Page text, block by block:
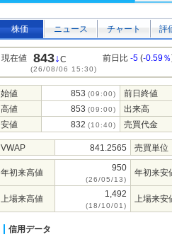
株価 ニュース チャート 評
現在値 843↓C
(26/08/06 15:30)
前日比 -5 (-0.59％
始値 853 (09:00)
前日終値
高値
853 (09:00)
出来高
安値
832 (10:40) 売買代金
VWAP 841.2565 売買単位
年初来高値 950
(26/05/13)
年初来安
上場来高値 1,492
(18/10/01)
上場来安
信用データ